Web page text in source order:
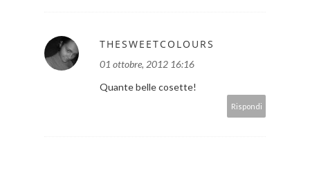
THESWEETCOLOURS
01 ottobre, 2012 16:16
Quante belle cosette!
Rispondi